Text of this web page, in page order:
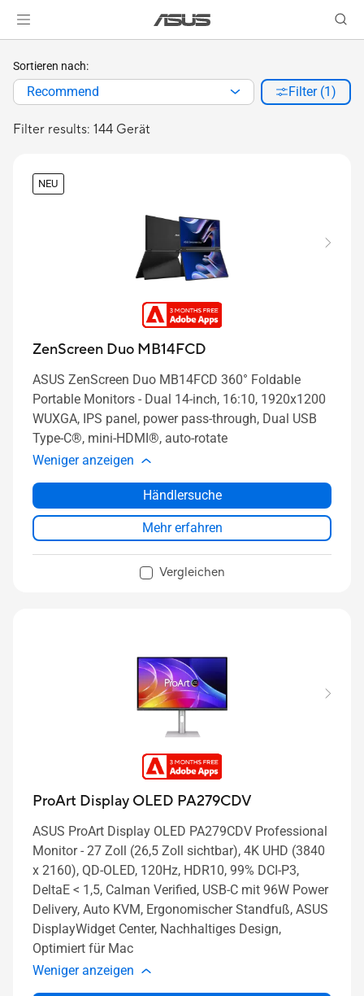
Filter results: 144 Gerät
Sortieren nach:
Recommend Filter (1)
NEU
ZenScreen Duo MB14FCD
ASUS ZenScreen Duo MB14FCD 360° Foldable
Portable Monitors - Dual 14-inch, 16:10, 1920x1200
WUXGA, IPS panel, power pass-through, Dual USB
Type-C®, mini-HDMI®, auto-rotate
Weniger anzeigen
Händlersuche
Mehr erfahren
Vergleichen
ProArt Display OLED PA279CDV
ASUS ProArt Display OLED PA279CDV Professional
Monitor - 27 Zoll (26,5 Zoll sichtbar), 4K UHD (3840
x 2160), QD-OLED, 120Hz, HDR10, 99% DCI-P3,
DeltaE < 1,5, Calman Verified, USB-C mit 96W Power
Delivery, Auto KVM, Ergonomischer Standfuß, ASUS
DisplayWidget Center, Nachhaltiges Design,
Optimiert für Mac
Weniger anzeigen